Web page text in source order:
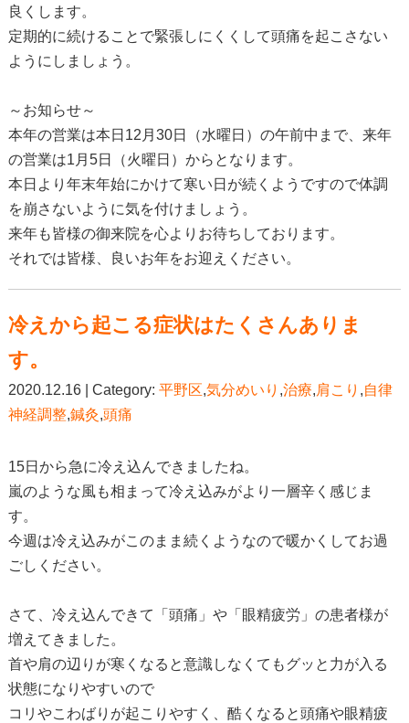
良くします。
定期的に続けることで緊張しにくくして頭痛を起こさない
ようにしましょう。
～お知らせ～
本年の営業は本日12月30日（水曜日）の午前中まで、来年
の営業は1月5日（火曜日）からとなります。
本日より年末年始にかけて寒い日が続くようですので体調
を崩さないように気を付けましょう。
来年も皆様の御来院を心よりお待ちしております。
それでは皆様、良いお年をお迎えください。
冷えから起こる症状はたくさんありま
す。
2020.12.16 | Category: 平野区,気分めいり ,治療,肩こり ,自律
神経調整,鍼灸,頭痛
15日から急に冷え込んできましたね。
嵐のような風も相まって冷え込みがより一層辛く感じま
す。
今週は冷え込みがこのまま続くようなので暖かくしてお過
ごしください。
さて、冷え込んできて「頭痛」や「眼精疲労」の患者様が
増えてきました。
首や肩の辺りが寒くなると意識しなくてもグッと力が入る
状態になりやすいので
コリやこわばりが起こりやすく、酷くなると頭痛や眼精疲